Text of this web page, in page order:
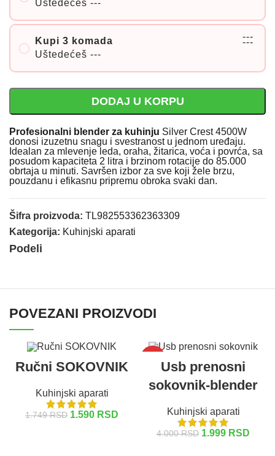
Uštedećeš ---
Kupi 3 komada
Uštedećeš ---
---
---
DODAJ U KORPU
Profesionalni blender za kuhinju Silver Crest 4500W
donosi izuzetnu snagu i svestranost u jednom uređaju.
Idealan za mlevenje leda, oraha, žitarica, voća i povrća, sa
posudom kapaciteta 2 litra i brzinom rotacije do 85.000
obrtaja u minuti. Savršen izbor za sve koji žele brzu,
pouzdanu i efikasnu pripremu obroka svaki dan.
Šifra proizvoda: TL982553362363309
Kategorija: Kuhinjski aparati
Podeli
POVEZANI PROIZVODI
Ručni SOKOVNIK
Kuhinjski aparati
1.749RSD 1.590 RSD
Usb prenosni
sokovnik-blender
Kuhinjski aparati
4.000RSD 1.999 RSD